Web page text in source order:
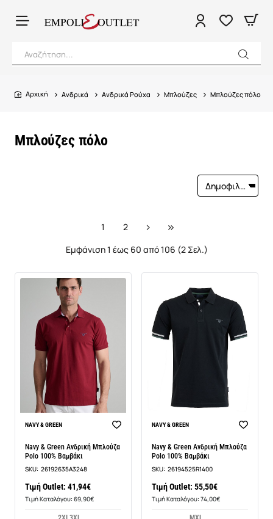
Αναζήτηση...
Μπλούζες πόλο
home
Ανδρικά Ανδρικά Ρούχα Μπλούζες Μπλούζες πόλο
1
2
Εμφάνιση 1 έως 60 από 106 (2 Σελ.)
BEST SELLER
NAVY & GREEN
Navy & Green Ανδρική Μπλούζα
Polo 100% Βαμβάκι
SKU: 26192635A3248
Τιμή Outlet: 41,94€
Τιμή Καταλόγου: 69,90€
BEST SELLER
NAVY & GREEN
Navy & Green Ανδρική Μπλούζα
Polo 100% Βαμβάκι
SKU: 26194525R1400
Τιμή Outlet: 55,50€
Τιμή Καταλόγου: 74,00€